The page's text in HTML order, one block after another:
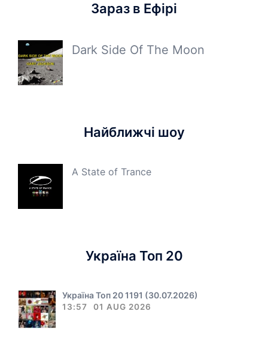
Зараз в Ефірі
Dark Side Of The Moon
Найближчі шоу
A State of Trance
Україна Топ 20
Україна Топ 20 1191 (30.07.2026)
13:57 01 AUG 2026